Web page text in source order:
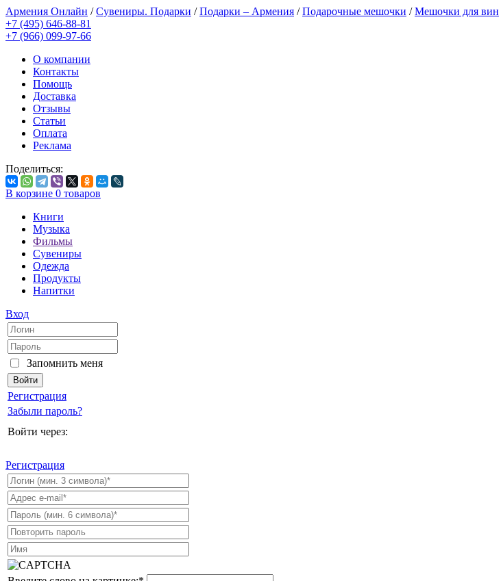
Армения Онлайн /Сувениры. Подарки /Подарки – Армения /Подарочные мешочки /Мешочки для вин
+7 (495) 646-88-81
+7 (966) 099-97-66
О компании
Контакты
Помощь
Доставка
Отзывы
Статьи
Оплата
Реклама
Поделиться:
В корзине 0 товаров
Книги
Музыка
Фильмы
Сувениры
Одежда
Продукты
Напитки
Вход
Запомнить меня
Регистрация
Забыли пароль?
Войти через:
Регистрация